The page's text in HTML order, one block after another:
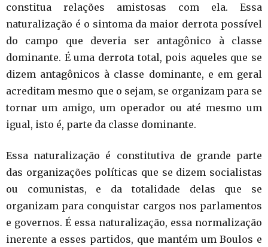
constitua relações amistosas com ela. Essa
naturalização é o sintoma da maior derrota possível
do campo que deveria ser antagônico à classe
dominante. É uma derrota total, pois aqueles que se
dizem antagônicos à classe dominante, e em geral
acreditam mesmo que o sejam, se organizam para se
tornar um amigo, um operador ou até mesmo um
igual, isto é, parte da classe dominante.
Essa naturalização é constitutiva de grande parte
das organizações políticas que se dizem socialistas
ou comunistas, e da totalidade delas que se
organizam para conquistar cargos nos parlamentos
e governos. É essa naturalização, essa normalização
inerente a esses partidos, que mantém um Boulos e